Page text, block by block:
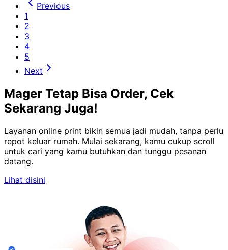
Previous
1
2
3
4
5
Next
Mager Tetap Bisa Order, Cek
Sekarang Juga!
Layanan online print bikin semua jadi mudah, tanpa perlu
repot keluar rumah. Mulai sekarang, kamu cukup scroll
untuk cari yang kamu butuhkan dan tunggu pesanan
datang.
Lihat disini